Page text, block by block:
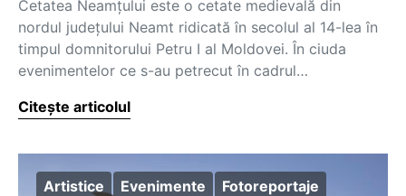
Cetatea Neamţului este o cetate medievală din
nordul judeţului Neamt ridicată în secolul al 14-lea în
timpul domnitorului Petru I al Moldovei. În ciuda
evenimentelor ce s-au petrecut în cadrul…
Citește articolul
Artistice Evenimente Fotoreportaje